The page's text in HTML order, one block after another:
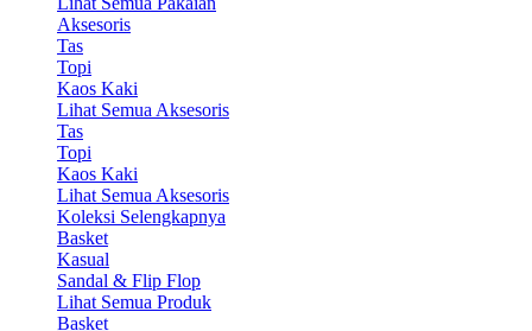
Aksesoris
Tas
Topi
Kaos Kaki
Lihat Semua Aksesoris
Tas
Topi
Kaos Kaki
Lihat Semua Aksesoris
Koleksi Selengkapnya
Basket
Kasual
Sandal & Flip Flop
Lihat Semua Produk
Basket